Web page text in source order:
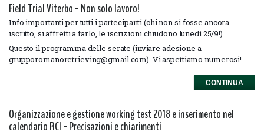
Field Trial Viterbo - Non solo lavoro!
Info importanti per tutti i partecipanti (chi non si fosse ancora
iscritto, si affretti a farlo, le iscrizioni chiudono lunedì 25/9!).
Questo il programma delle serate (inviare adesione a
grupporomanoretrieving@gmail.com). Vi aspettiamo numerosi!
CONTINUA
Organizzazione e gestione working test 2018 e inserimento nel
calendario RCI - Precisazioni e chiarimenti